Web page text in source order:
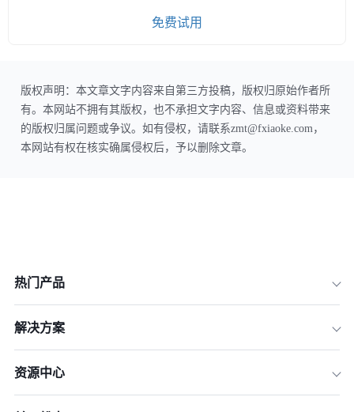
免费试用
版权声明：本文章文字内容来自第三方投稿，版权归原始作者所
有。本网站不拥有其版权，也不承担文字内容、信息或资料带来
的版权归属问题或争议。如有侵权，请联系zmt@fxiaoke.com，
本网站有权在核实确属侵权后，予以删除文章。
热门产品
解决方案
资源中心